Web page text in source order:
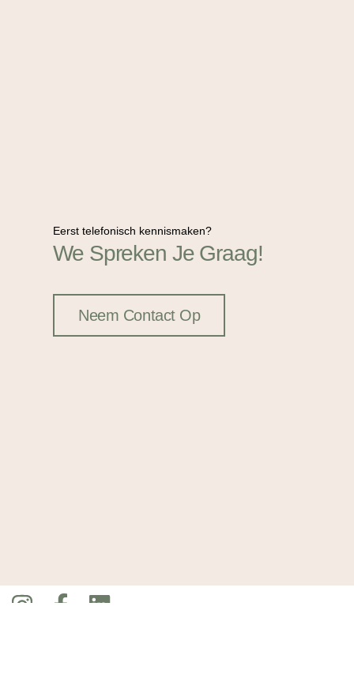
Eerst telefonisch kennismaken?
We Spreken Je Graag!
Neem Contact Op